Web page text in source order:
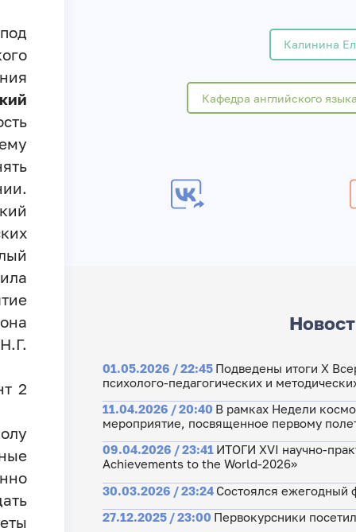
2
Калинина
Кафедра английского
01.05.2026 / 22:45 Подведены итоги X
психолого-педагогических и
11.04.2026 / 20:40 В рамках Недели
мероприятие, посвященное первому
09.04.2026 / 23:41 ИТОГИ XVI научно-
Achievements to the World-2026»
30.03.2026 / 23:24 Состоялся ежегодный
27.12.2025 / 23:00 Первокурсники